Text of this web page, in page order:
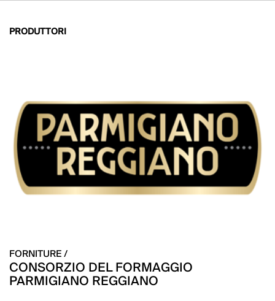
PRODUTTORI
FORNITURE /
CONSORZIO DEL FORMAGGIO
PARMIGIANO REGGIANO